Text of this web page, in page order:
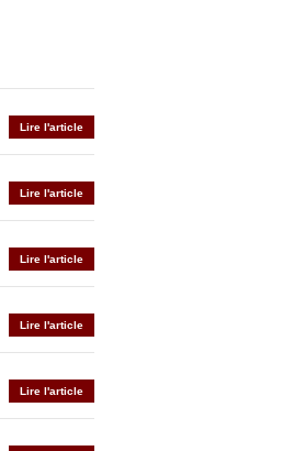
Lire l'article
Lire l'article
Lire l'article
Lire l'article
Lire l'article